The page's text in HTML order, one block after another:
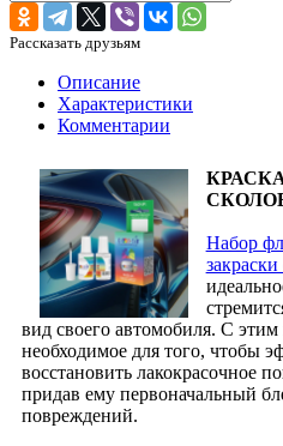
Рассказать друзьям
Описание
Характеристики
Комментарии
Набор
вид своего автомобиля. С
необходимое для того, чтобы
восстановить лакокрасочное
придав ему первоначальный
повреждений.